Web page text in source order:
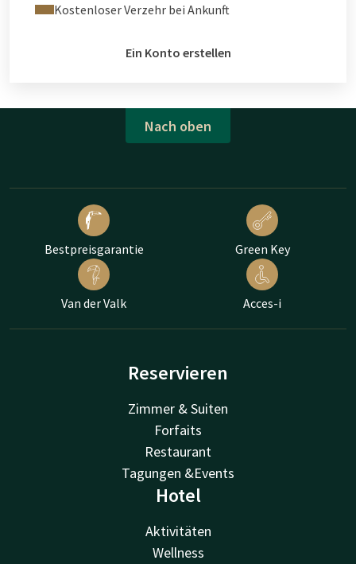
Kostenloser Verzehr bei Ankunft
Ein Konto erstellen
Nach oben
Bestpreisgarantie Green Key
Van der Valk Acces-i
Reservieren
Zimmer & Suiten
Forfaits
Restaurant
Tagungen &Events
Hotel
Aktivitäten
Wellness